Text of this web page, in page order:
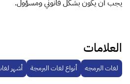
يجب أن يكون بشكل قانوني ومسؤول.
العلامات
لغات البرمجه أنواع لغات البرمجة أشهر